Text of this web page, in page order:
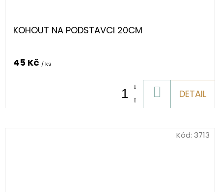
KOHOUT NA PODSTAVCI 20CM
45 Kč / ks
KOŠÍKU
DETAIL
Kód: 3713